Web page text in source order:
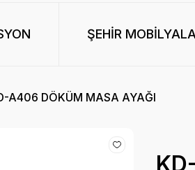
ŞEHİR
A406 DÖKÜM MASA AYAĞI